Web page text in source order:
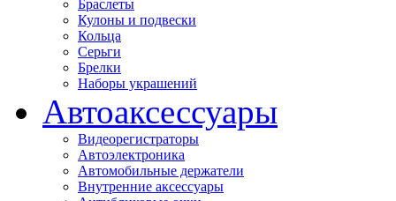
Браслеты
Кулоны и подвески
Кольца
Серьги
Брелки
Наборы украшений
Автоаксессуары
Видеорегистраторы
Автоэлектроника
Автомобильные держатели
Внутренние аксессуары